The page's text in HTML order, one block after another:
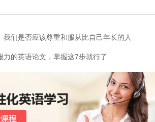
我们是否应该尊重和服从比自己年长的人
力的英语论文，掌握这7步就行了